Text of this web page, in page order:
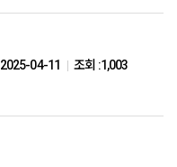
2025-04-11 조회 :1,003